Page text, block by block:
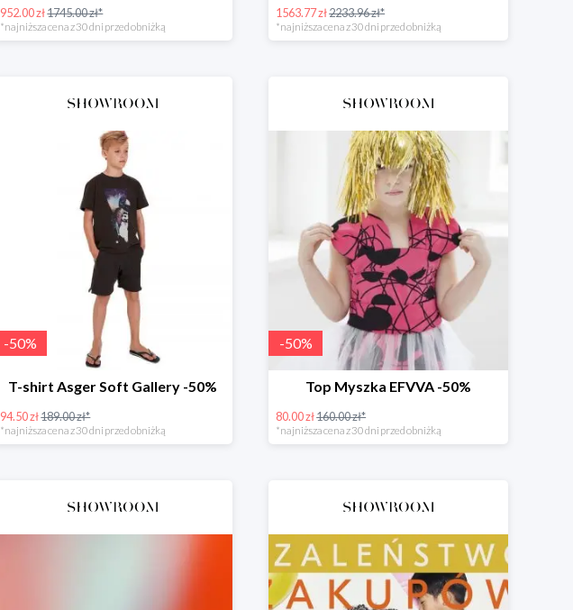
952.00 zł1745.00 zł*
*najniższa cena z 30 dni przed obniżką
1563.77 zł2233.96 zł*
*najniższa cena z 30 dni przed obniżką
-50%
T-shirt Asger Soft Gallery -50%
94.50 zł189.00 zł*
*najniższa cena z 30 dni przed obniżką
-50%
Top Myszka EFVVA -50%
80.00 zł160.00 zł*
*najniższa cena z 30 dni przed obniżką